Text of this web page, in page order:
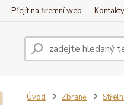
Přejít na firemní web Kontakty
Úvod Zbraně